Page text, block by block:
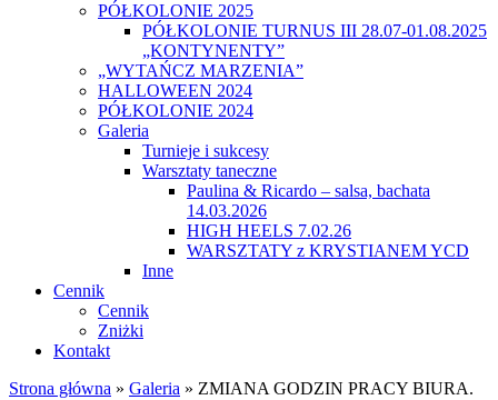
PÓŁKOLONIE 2025
PÓŁKOLONIE TURNUS III 28.07-01.08.2025
„KONTYNENTY”
„WYTAŃCZ MARZENIA”
HALLOWEEN 2024
PÓŁKOLONIE 2024
Galeria
Turnieje i sukcesy
Warsztaty taneczne
Paulina & Ricardo – salsa, bachata
14.03.2026
HIGH HEELS 7.02.26
WARSZTATY z KRYSTIANEM YCD
Inne
Cennik
Cennik
Zniżki
Kontakt
Strona główna » Galeria » ZMIANA GODZIN PRACY BIURA.